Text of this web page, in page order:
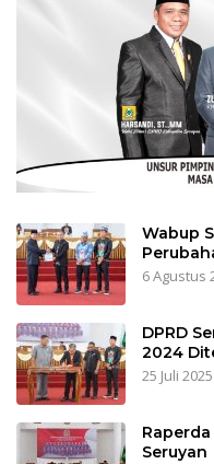
Wabup
6 Agustus
DPRD
2024
25 Juli 2025
Raperda
Seruyan